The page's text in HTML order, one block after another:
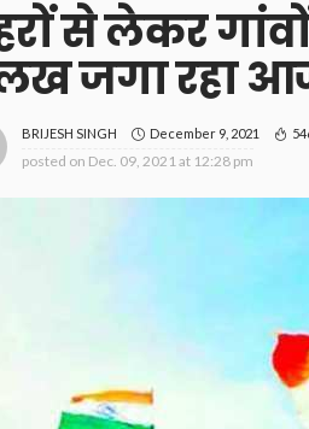
से लेकर
जगा रहा
BRIJESH SINGH December 9, 2021
posted on Dec. 09, 2021 at 12:28 pm